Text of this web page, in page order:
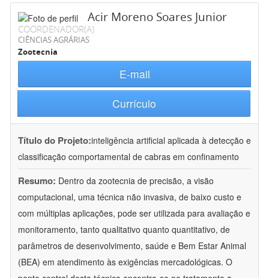
Acir Moreno Soares Junior
COORDENADOR(A)
CIÊNCIAS AGRÁRIAS
Zootecnia
E-mail
Currículo
Título do Projeto:inteligência artificial aplicada à detecção e
classificação comportamental de cabras em confinamento
Resumo: Dentro da zootecnia de precisão, a visão
computacional, uma técnica não invasiva, de baixo custo e
com múltiplas aplicações, pode ser utilizada para avaliação e
monitoramento, tanto qualitativo quanto quantitativo, de
parâmetros de desenvolvimento, saúde e Bem Estar Animal
(BEA) em atendimento às exigências mercadológicas. O